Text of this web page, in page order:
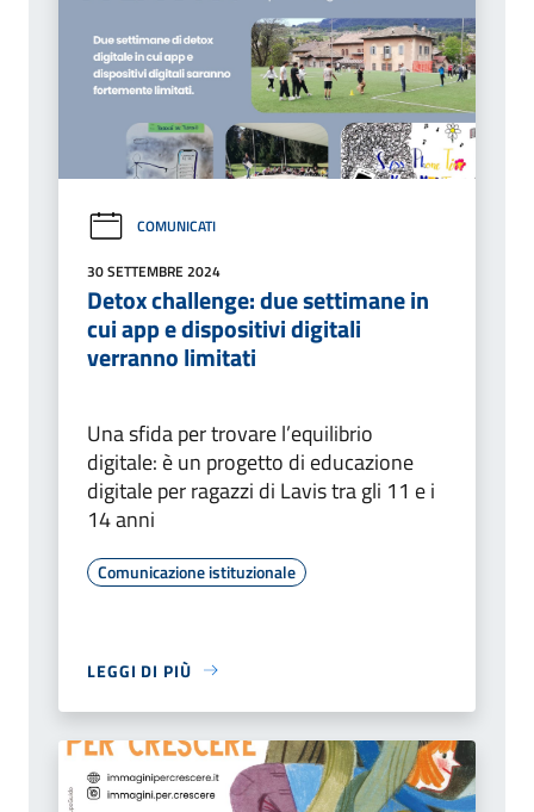
COMUNICATI
30 SETTEMBRE 2024
Detox challenge: due settimane in
cui app e dispositivi digitali
verranno limitati
Una sfida per trovare l’equilibrio
digitale: è un progetto di educazione
digitale per ragazzi di Lavis tra gli 11 e i
14 anni
Comunicazione istituzionale
LEGGI DI PIÙ